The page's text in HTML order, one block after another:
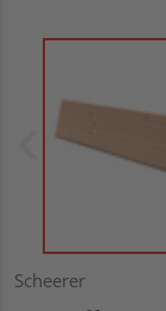
Scheerer